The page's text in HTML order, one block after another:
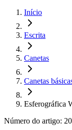
Início
Escrita
Canetas
Canetas
Esferográfica
Número do artigo: